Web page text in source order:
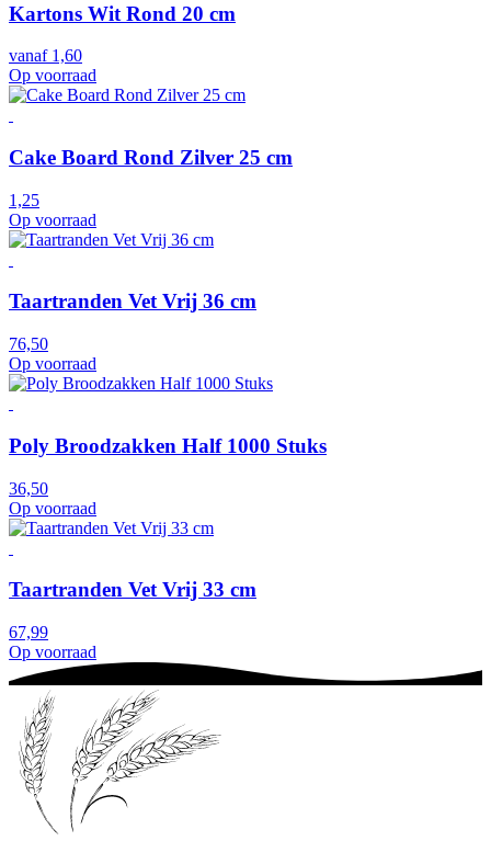
Kartons Wit Rond 20 cm
vanaf 1,60
Op voorraad
Cake Board Rond Zilver 25 cm
1,25
Op voorraad
Taartranden Vet Vrij 36 cm
76,50
Op voorraad
Poly Broodzakken Half 1000 Stuks
36,50
Op voorraad
Taartranden Vet Vrij 33 cm
67,99
Op voorraad